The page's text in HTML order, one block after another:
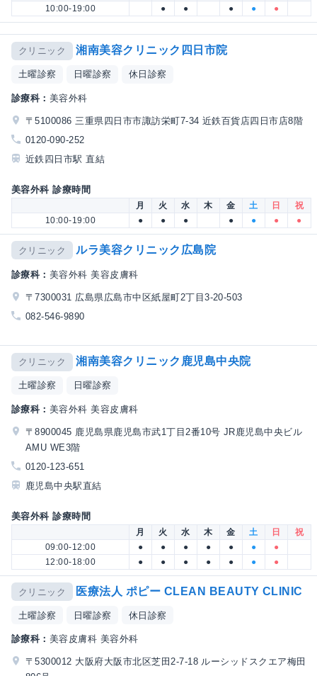
10:00-19:00
● ● ● ● ●
クリニック 湘南美容クリニック四日市院
土曜診察 日曜診察 休日診察
診療科： 美容外科
〒5100086 三重県四日市市諏訪栄町7-34 近鉄百貨店四日市店8階
0120-090-252
近鉄四日市駅 直結
美容外科 診療時間
月 火 水 木 金 土 日
祝
10:00-19:00
● ● ● ● ● ● ●
クリニック ルラ美容クリニック広島院
診療科： 美容外科 美容皮膚科
〒7300031 広島県広島市中区紙屋町2丁目3-20-503
082-546-9890
クリニック 湘南美容クリニック鹿児島中央院
土曜診察 日曜診察
診療科： 美容外科 美容皮膚科
〒8900045 鹿児島県鹿児島市武1丁目2番10号 JR鹿児島中央ビル
AMU WE3階
0120-123-651
鹿児島中央駅直結
美容外科 診療時間
月 火 水 木 金 土 日
祝
09:00-12:00
● ● ● ● ● ●
●
12:00-18:00
● ● ● ● ● ● ●
クリニック 医療法人 ポピー CLEAN BEAUTY CLINIC
土曜診察 日曜診察 休日診察
診療科： 美容皮膚科 美容外科
〒5300012 大阪府大阪市北区芝田2-7-18 ルーシッドスクエア梅田